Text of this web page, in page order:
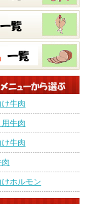
牛肉
牛肉
牛肉
ホルモン